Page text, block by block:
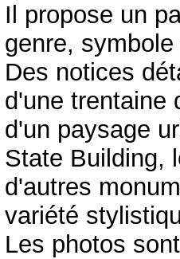
Il propose un
genre,
Des notices
d'une trentaine
d'un paysage
State Building,
d'autres
variété
Les photos